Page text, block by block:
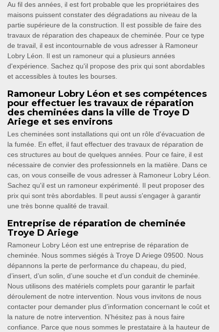
Au fil des années, il est fort probable que les propriétaires des
maisons puissent constater des dégradations au niveau de la
partie supérieure de la construction. Il est possible de faire des
travaux de réparation des chapeaux de cheminée. Pour ce type
de travail, il est incontournable de vous adresser à Ramoneur
Lobry Léon. Il est un ramoneur qui a plusieurs années
d'expérience. Sachez qu'il propose des prix qui sont abordables
et accessibles à toutes les bourses.
Ramoneur Lobry Léon et ses compétences
pour effectuer les travaux de réparation
des cheminées dans la ville de Troye D
Ariege et ses environs
Les cheminées sont installations qui ont un rôle d'évacuation de
la fumée. En effet, il faut effectuer des travaux de réparation de
ces structures au bout de quelques années. Pour ce faire, il est
nécessaire de convier des professionnels en la matière. Dans ce
cas, on vous conseille de vous adresser à Ramoneur Lobry Léon.
Sachez qu'il est un ramoneur expérimenté. Il peut proposer des
prix qui sont très abordables. Il peut aussi s'engager à garantir
une très bonne qualité de travail.
Entreprise de réparation de cheminée
Troye D Ariege
Ramoneur Lobry Léon est une entreprise de réparation de
cheminée. Nous sommes siégés à Troye D Ariege 09500. Nous
dépannons la perte de performance du chapeau, du pied,
d’insert, d’un solin, d’une souche et d’un conduit de cheminée.
Nous utilisons des matériels complets pour garantir le parfait
déroulement de notre intervention. Nous vous invitons de nous
contacter pour demander plus d’information concernant le coût et
la nature de notre intervention. N’hésitez pas à nous faire
confiance. Parce que nous sommes le prestataire à la hauteur de